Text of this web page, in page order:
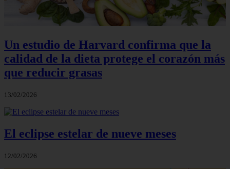
Un estudio de Harvard confirma que la
calidad de la dieta protege el corazón más
que reducir grasas
13/02/2026
El eclipse estelar de nueve meses
12/02/2026